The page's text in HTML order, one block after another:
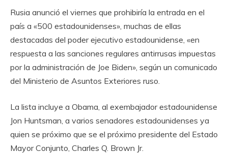
Rusia anunció el viernes que prohibiría la entrada en el
país a «500 estadounidenses», muchas de ellas
destacadas del poder ejecutivo estadounidense, «en
respuesta a las sanciones regulares antirrusas impuestas
por la administración de Joe Biden», según un comunicado
del Ministerio de Asuntos Exteriores ruso.
La lista incluye a Obama, al exembajador estadounidense
Jon Huntsman, a varios senadores estadounidenses ya
quien se próximo que se el próximo presidente del Estado
Mayor Conjunto, Charles Q. Brown Jr.